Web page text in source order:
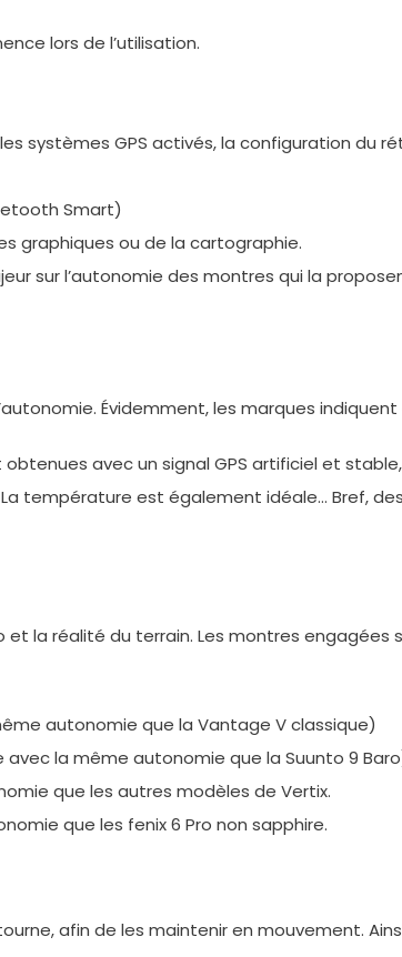
lors de l’utilisation.
systèmes GPS activés, la configuration du
Smart)
graphiques ou de la cartographie.
sur l’autonomie des montres qui la
Évidemment, les marques
obtenues avec un signal GPS artificiel et
température est également idéale… Bref,
et la réalité du terrain. Les montres
autonomie que la Vantage V classique)
la même autonomie que la Suunto 9
que les autres modèles de Vertix.
que les fenix 6 Pro non sapphire.
afin de les maintenir en mouvement.